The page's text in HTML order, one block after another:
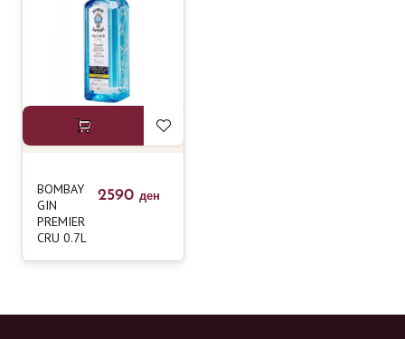
BOMBAY
GIN
PREMIER
CRU 0.7L
2590 ден